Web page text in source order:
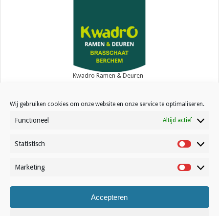
Wij gebruiken cookies om onze website en onze service te optimaliseren.
Functioneel Altijd actief
Statistisch Statistisch
Marketing
Accepteren
Kwadro Ramen & Deuren
Contact
© Volleynews.be2026